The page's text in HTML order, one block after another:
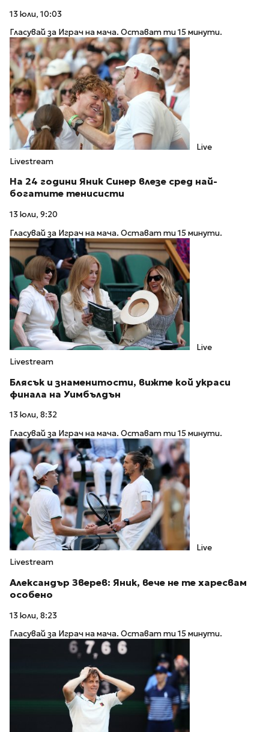
13 юли, 10:03
Гласувай за Играч на мача. Остават ти 15 минути.
Live
Livestream
На 24 години Яник Синер влезе сред най-
богатите тенисисти
13 юли, 9:20
Гласувай за Играч на мача. Остават ти 15 минути.
Live
Livestream
Блясък и знаменитости, вижте кой украси
финала на Уимбълдън
13 юли, 8:32
Гласувай за Играч на мача. Остават ти 15 минути.
Live
Livestream
Александър Зверев: Яник, вече не те харесвам
особено
13 юли, 8:23
Гласувай за Играч на мача. Остават ти 15 минути.